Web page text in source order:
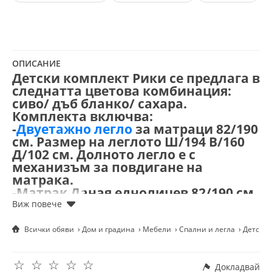
ОПИСАНИЕ
Детски комплект Рики се предлага в
следнатта цветова комбинация:
сиво/ дъб бланко/ сахара.
Комплекта включва:
-Двуетажно легло за матраци 82/190
см. Размер на леглото Ш/194 В/160
Д/102 см. Долното легло е с
механизъм за повдигане на
матрака.
-Матрак Даная еднолицев 82/190 см
- 2бр.
Д/52 см.
-Бюро с надстройка: Ш/115 В/170
Д/52/32 см.
Всички обяви Дом и градина Мебели Спални и легла Детски
☆
☆
☆
☆
☆ Докладвай